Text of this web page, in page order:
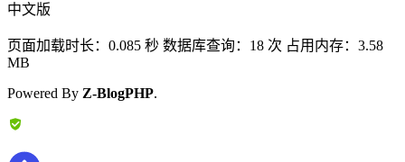
中文版
页面加载时长：0.085 秒 数据库查询：18 次 占用内存：3.58
MB
Powered By Z-BlogPHP.